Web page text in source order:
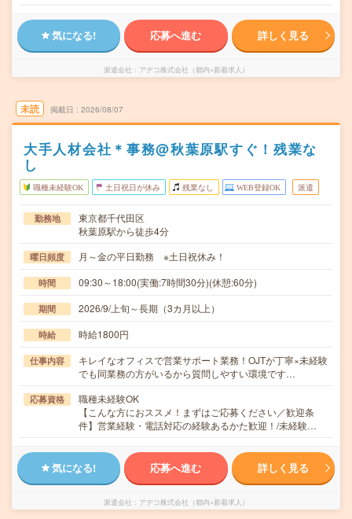
気になる! 応募へ進む 詳しく見る
派遣会社 アデコ株式会社（都内×新着求人）
未読 掲載日 2026/08/07
大手人材会社＊事務@秋葉原駅すぐ！残業な
し
職種未経験OK 土日祝日が休み 残業なし WEB登録OK 派遣
勤務地
東京都千代田区
秋葉原駅から徒歩4分
曜日頻度 月～金の平日勤務 ※土日祝休み！
時間 09:30～18:00(実働:7時間30分)(休憩:60分)
期間 2026/9/上旬～長期（3カ月以上）
時給 時給1800円
仕事内容
キレイなオフィスで営業サポート業務！OJTが丁寧×未経験
でも同業務の方がいるから質問しやすい環境です…
応募資格
職種未経験OK
【こんな方におススメ！まずはご応募ください／歓迎条
件】営業経験・電話対応の経験あるかた歓迎！/未経験…
気になる! 応募へ進む 詳しく見る
派遣会社 アデコ株式会社（都内×新着求人）